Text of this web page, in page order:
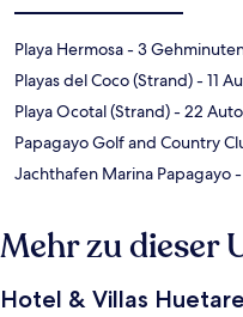
Playa Hermosa- 3
Playas del Coco (Strand)- 11
Playa Ocotal (Strand)- 22
Papagayo Golf and Country
Jachthafen Marina Papagayo
Mehr zu dieser
Hotel & Villas